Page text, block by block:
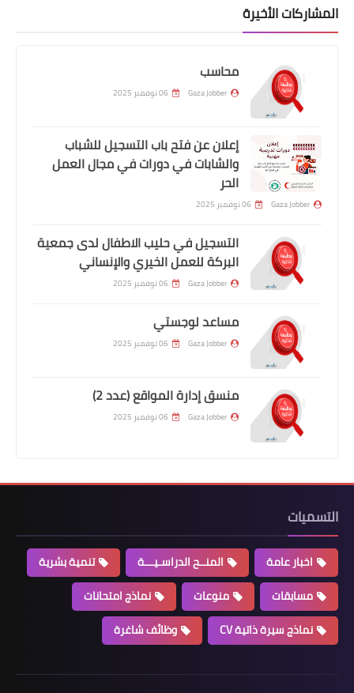
المشاركات الأخيرة
محاسب
Gaza Jobber 06 نوفمبر 2025
إعلان عن فتح باب التسجيل للشباب
والشابات في دورات في مجال العمل
الحر
Gaza Jobber 06 نوفمبر 2025
التسجيل في حليب الاطفال لدى جمعية
البركة للعمل الخيري والإنساني
Gaza Jobber 06 نوفمبر 2025
مساعد لوجستي
Gaza Jobber 06 نوفمبر 2025
منسق إدارة المواقع (عدد 2)
Gaza Jobber 06 نوفمبر 2025
التسميات
اخبار عامة المنــح الدراسـيـــة
تنمية بشرية
مسابقات
منوعات
نماذج امتحانات
نماذج سيرة ذاتية CV
وظائف شاغرة